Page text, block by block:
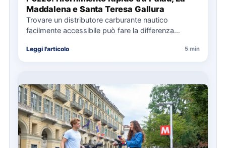
Maddalena e Santa Teresa Gallura
Trovare un distributore carburante nautico
facilmente accessibile può fare la differenza
soprattutto…
Leggi l'articolo 5 min